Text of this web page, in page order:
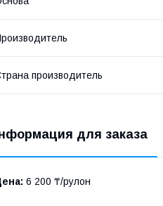
производитель
для заказа
6 200 ₸/рулон